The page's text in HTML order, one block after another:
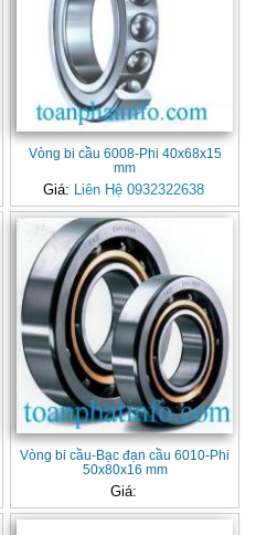
Vòng bi cầu 6008-Phi 40x68x15
mm
Giá: Liên Hệ 0932322638
Vòng bi cầu-Bạc đạn cầu 6010-Phi
50x80x16 mm
Giá: